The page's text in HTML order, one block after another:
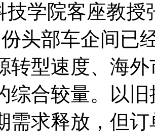
技学院客座教授
头部车企间已
转型速度、海
综合较量。以
需求释放，但